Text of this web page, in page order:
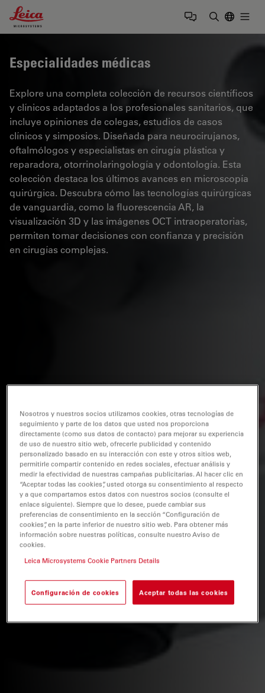
Leica Microsystems Logo
Especialidades médicas
Explore una completa colección de recursos científicos
y clínicos adaptados a los profesionales sanitarios, que
incluye opiniones de colegas, estudios de casos
clínicos y simposios. Diseñada para neurocirujanos,
oftalmólogos y especialistas en cirugía plástica y
reparadora, otorrinolaringología y odontología. Esta
colección destaca los últimos avances en microscopía
quirúrgica. Descubra cómo las tecnologías quirúrgicas
de vanguardia, como la fluorescencia AR, la
visualización 3D y las imágenes OCT intraoperatorias,
permiten tomar decisiones con confianza y precisión
en cirugías complejas.
Nosotros y nuestros socios utilizamos cookies, otras tecnologías de
seguimiento y parte de los datos que usted nos proporciona
directamente (como sus datos de contacto) para mejorar su experiencia
de uso de nuestro sitio web, ofrecerle publicidad y contenido
personalizado basado en su interacción con este y otros sitios web,
permitirle compartir contenido en redes sociales, efectuar análisis y
medir la efectividad de nuestras campañas publicitarias. Al hacer clic en
“Aceptar todas las cookies”, usted otorga su consentimiento al respecto
y a que compartamos estos datos con nuestros socios (consulte el
enlace siguiente). Siempre que lo desee, puede cambiar sus
preferencias de consentimiento en la sección “Configuración de
cookies”, en la parte inferior de nuestro sitio web. Para obtener más
información sobre nuestras políticas, consulte nuestro Aviso de
cookies.
Leica Microsystems Cookie Partners Details
Configuración de cookies Aceptar todas las cookies